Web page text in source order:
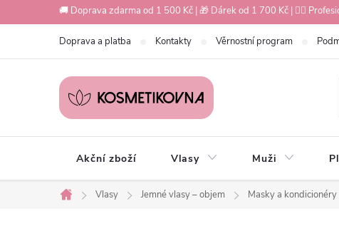
na
🚚 Doprava zdarma od 1 500 Kč | 🎁 Dárek od 1 700 Kč | 💇‍♀️
Doprava a platba Kontakty Věrnostní program
Akční zboží Vlasy Muži
Domů
Vlasy Jemné vlasy – objem Masky a